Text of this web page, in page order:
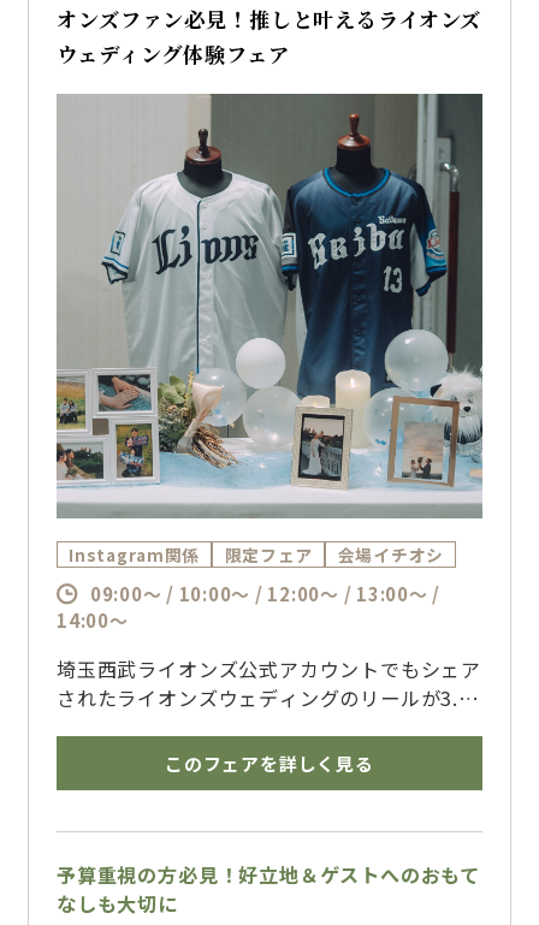
オンズファン必見！推しと叶えるライオンズ
ウェディング体験フェア
Instagram関係 限定フェア 会場イチオシ
09:00～ / 10:00～ / 12:00～ / 13:00～ /
14:00～
埼玉西武ライオンズ公式アカウントでもシェア
されたライオンズウェディングのリールが3.4
ライオンズの世界観を取り入れた特別なウェデ
ィングができるのは川越でここだけ！
▶クリックしてInstagramで話題の動画を見
る◀
このフェアを詳しく見る
予算重視の方必見！好立地＆ゲストへのおもて
なしも大切に